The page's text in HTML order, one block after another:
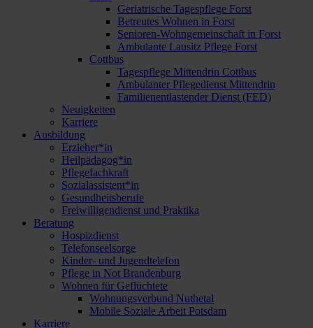
Geriatrische Tagespflege Forst
Betreutes Wohnen in Forst
Senioren-Wohngemeinschaft in Forst
Ambulante Lausitz Pflege Forst
Cottbus
Tagespflege Mittendrin Cottbus
Ambulanter Pflegedienst Mittendrin
Familienentlastender Dienst (FED)
Neuigkeiten
Karriere
Ausbildung
Erzieher*in
Heilpädagog*in
Pflegefachkraft
Sozialassistent*in
Gesundheitsberufe
Freiwilligendienst und Praktika
Beratung
Hospizdienst
Telefonseelsorge
Kinder- und Jugendtelefon
Pflege in Not Brandenburg
Wohnen für Geflüchtete
Wohnungsverbund Nuthetal
Mobile Soziale Arbeit Potsdam
Karriere